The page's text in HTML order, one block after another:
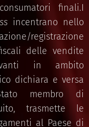
finali.I
incentrano nello
registrazione
delle vendite
in ambito
dichiara e versa
membro di
trasmette le
al Paese di